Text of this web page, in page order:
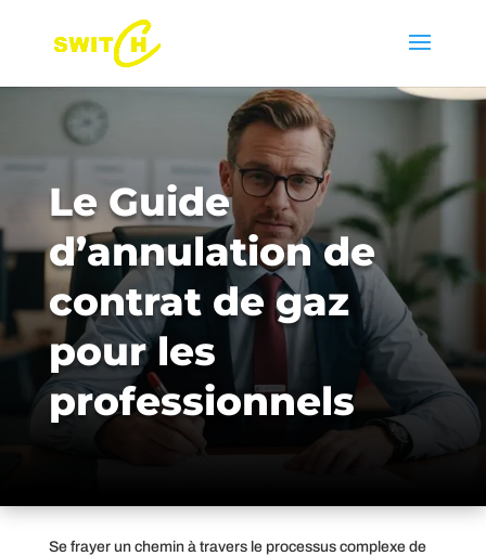
Le Guide
d’annulation de
contrat de gaz
pour les
professionnels
Se frayer un chemin à travers le processus complexe de